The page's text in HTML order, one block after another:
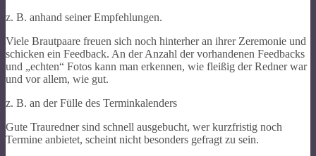
z. B. anhand seiner Empfehlungen.
Viele Brautpaare freuen sich noch hinterher an ihrer Zeremonie und
schicken ein Feedback. An der Anzahl der vorhandenen Feedbacks
und „echten“ Fotos kann man erkennen, wie fleißig der Redner war
und vor allem, wie gut.
z. B. an der Fülle des Terminkalenders
Gute Trauredner sind schnell ausgebucht, wer kurzfristig noch
Termine anbietet, scheint nicht besonders gefragt zu sein.